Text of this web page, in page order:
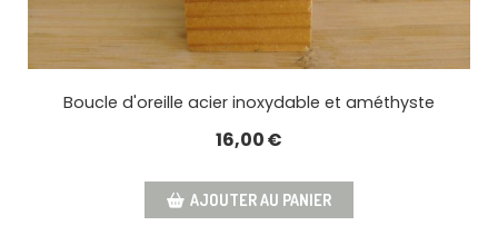
Boucle d'oreille acier inoxydable et améthyste
16,00€
AJOUTER AU PANIER